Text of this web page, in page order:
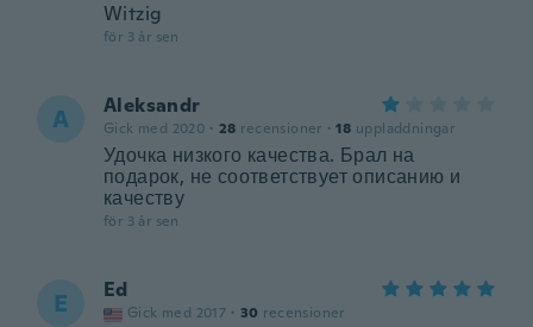
Witzig
för 3 år sen
A Aleksandr
Gick med 2020 · 28 recensioner · 18 uppladdningar
Удочка низкого качества. Брал на
подарок, не соответствует описанию и
качеству
för 3 år sen
E Ed
Gick med 2017 · 30 recensioner